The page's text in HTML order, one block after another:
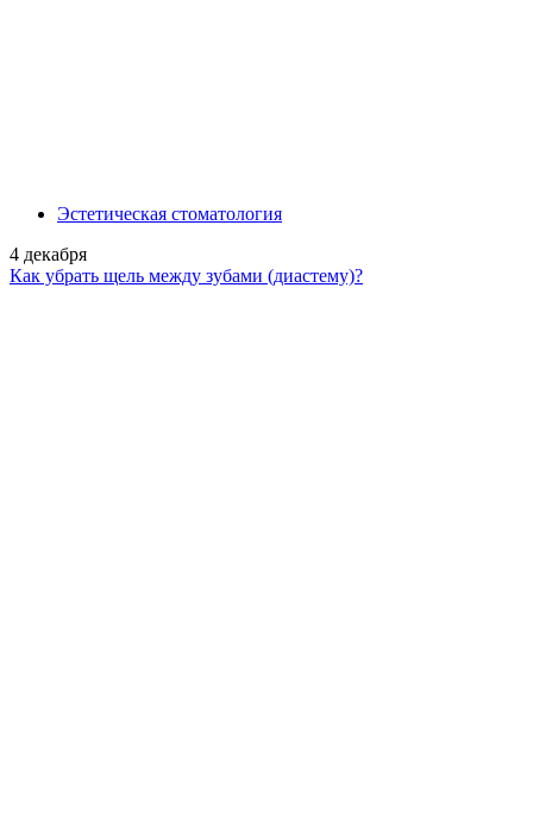
Эстетическая стоматология
4 декабря
Как убрать щель между зубами (диастему)?